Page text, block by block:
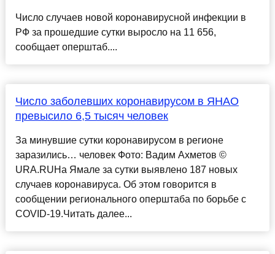
Число случаев новой коронавирусной инфекции в
РФ за прошедшие сутки выросло на 11 656,
сообщает оперштаб....
Число заболевших коронавирусом в ЯНАО
превысило 6,5 тысяч человек
За минувшие сутки коронавирусом в регионе
заразились… человек Фото: Вадим Ахметов ©
URA.RUНа Ямале за сутки выявлено 187 новых
случаев коронавируса. Об этом говорится в
сообщении регионального оперштаба по борьбе с
COVID-19.Читать далее...